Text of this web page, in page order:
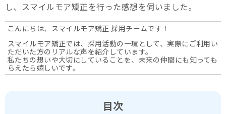
し、スマイルモア矯正を行った感想を伺いました。
こんにちは、スマイルモア矯正 採用チームです！
スマイルモア矯正では、採用活動の一環として、実際にご利用い
ただいた方のリアルな声を紹介しています。
私たちの想いや大切にしていることを、未来の仲間にも知っても
らえたら嬉しいです。
目次